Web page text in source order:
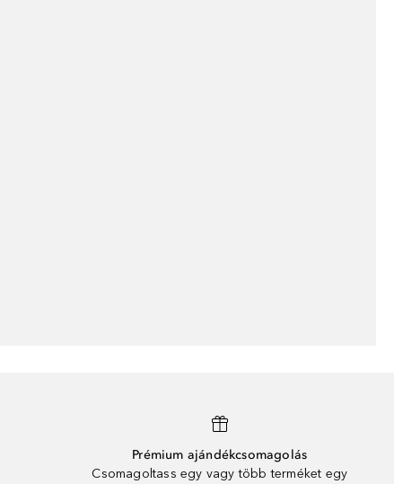
Prémium ajándékcsomagolás
Csomagoltass egy vagy több terméket egy